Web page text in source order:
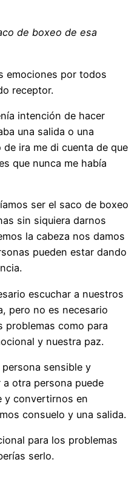
de boxeo de esa
emociones por todos
receptor.
intención de hacer
una salida o una
ira me di cuenta de que
que nunca me había
ser el saco de boxeo
sin siquiera darnos
la cabeza nos damos
pueden estar dando
escuchar a nuestros
pero no es necesario
problemas como para
y nuestra paz.
sensible y
otra persona puede
y convertirnos en
consuelo y una salida.
para los problemas
serlo.